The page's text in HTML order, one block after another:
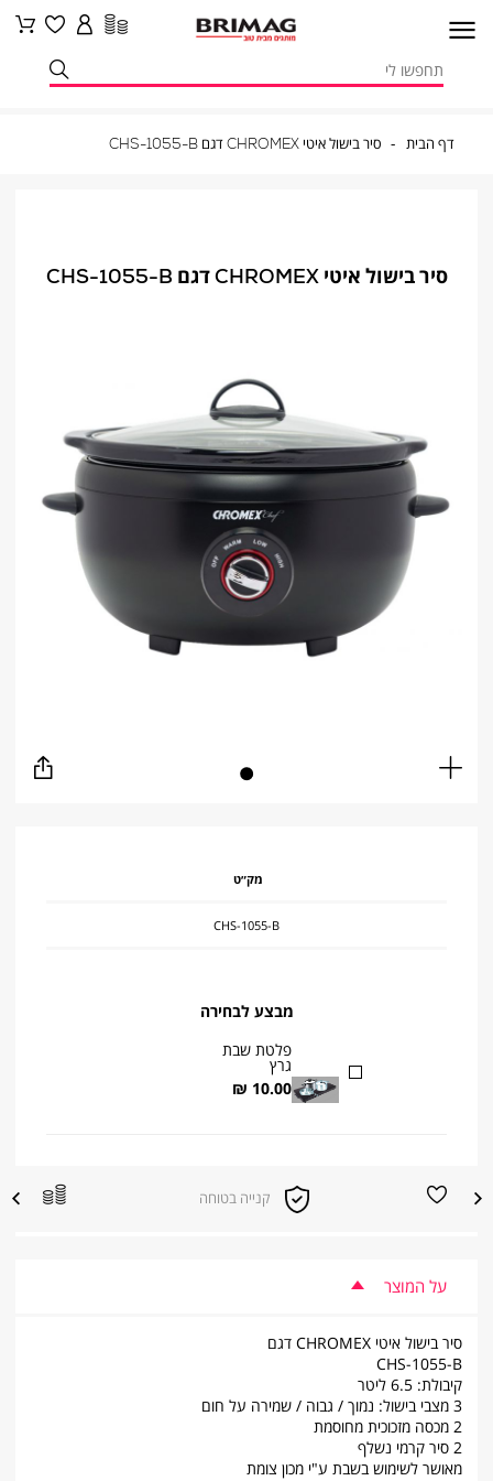
דף הבית דף סיר בישול איטי CHROMEX דגם CHS-1055-B
סיר בישול איטי CHROMEX דגם CHS-1055-B
Full
screen
מק״ט
CHS-1055-B
מבצע לבחירה
פלטת שבת
גרץ
10.00 ₪
|
קנייה בטוחה הוספה
למועדפים
הוספה
להשוואת
על המוצר
סיר בישול איטי CHROMEX דגם
CHS-1055-B
קיבולת: 6.5 ליטר
3 מצבי בישול: נמוך / גבוה / שמירה על חום
2 מכסה מזכוכית מחוסמת
2 סיר קרמי נשלף
מאושר לשימוש בשבת ע"י מכון צומת